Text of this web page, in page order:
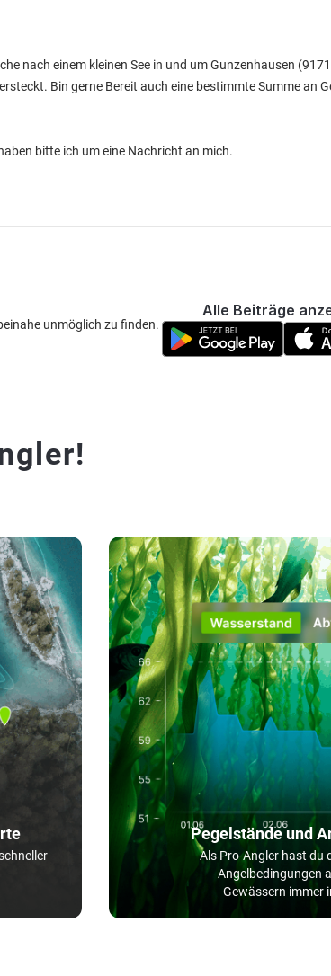
nach einem kleinen See in und um Gunzenhausen
Bin gerne Bereit auch eine bestimmte Summe an
bitte ich um eine Nachricht an mich.
unmöglich zu finden.
Alle Beiträge
Pegelstände und
Als Pro-Angler hast du
Angelbedingungen
Gewässern immer